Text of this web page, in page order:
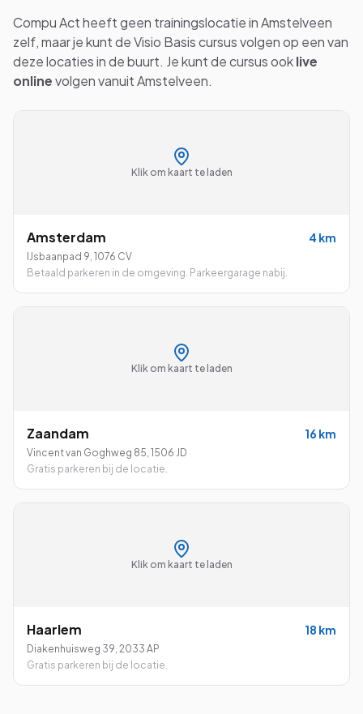
Compu Act heeft geen trainingslocatie inAmstelveen
zelf, maar je kunt deVisio Basiscursus volgen op een van
deze locaties in de buurt. Je kunt de cursus ooklive
onlinevolgen vanuitAmstelveen.
Klik om kaart te laden
Amsterdam 4 km
IJsbaanpad 9, 1076 CV
Betaald parkeren in de omgeving. Parkeergarage nabij.
Klik om kaart te laden
Zaandam 16 km
Vincent van Goghweg 85, 1506 JD
Gratis parkeren bij de locatie.
Klik om kaart te laden
Haarlem 18 km
Diakenhuisweg 39, 2033 AP
Gratis parkeren bij de locatie.